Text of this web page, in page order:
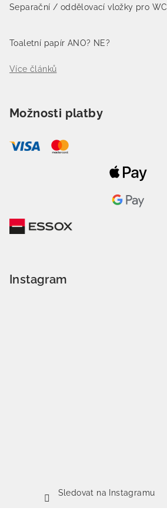
Separační / oddělovací vložky pro WC
Toaletní papír ANO? NE?
Více článků
Možnosti platby
Instagram
Sledovat na Instagramu